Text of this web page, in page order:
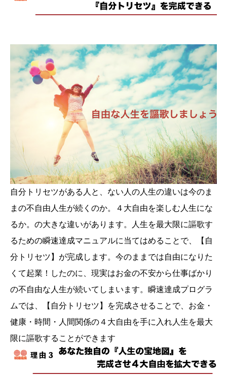
自分トリセツがある人と、ない人の人生の違いは今のま
まの不自由人生が続くのか。４大自由を楽しむ人生にな
るか。の大きな違いがあります。人生を最大限に謳歌す
るための瞬速達成マニュアルに当てはめることで、【自
分トリセツ】が完成します。今のままでは自由になりた
くて起業！したのに、現実はお金の不安から仕事ばかり
の不自由な人生が続いてしまいます。瞬速達成プログラ
ムでは、【自分トリセツ】を完成させることで、お金・
健康・時間・人間関係の４大自由を手に入れ人生を最大
限に謳歌することができます